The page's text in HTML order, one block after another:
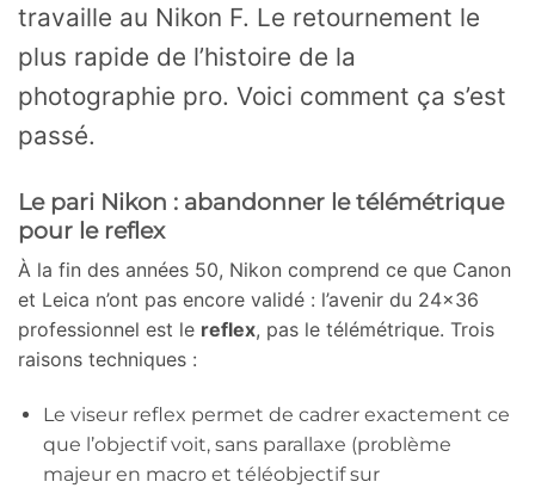
travaille au Nikon F. Le retournement le
plus rapide de l’histoire de la
photographie pro. Voici comment ça s’est
passé.
Le pari Nikon : abandonner le télémétrique
pour le reflex
À la fin des années 50, Nikon comprend ce que Canon
et Leica n’ont pas encore validé : l’avenir du 24×36
professionnel est le reflex, pas le télémétrique. Trois
raisons techniques :
Le viseur reflex permet de cadrer exactement ce
que l’objectif voit, sans parallaxe (problème
majeur en macro et téléobjectif sur